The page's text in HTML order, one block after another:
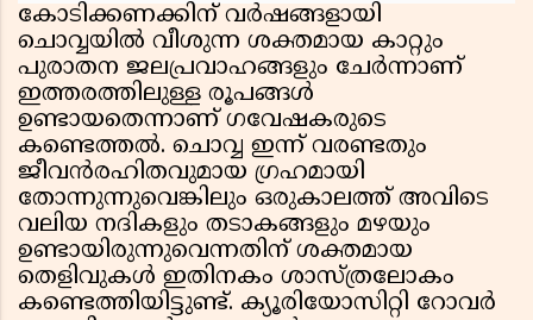
കോടിക്കണക്കിന് വർഷങ്ങളായി
ചൊവ്വയിൽ വീശുന്ന ശക്തമായ കാറ്റും
പുരാതന ജലപ്രവാഹങ്ങളും ചേർന്നാണ്
ഇത്തരത്തിലുള്ള രൂപങ്ങൾ
ഉണ്ടായതെന്നാണ് ഗവേഷകരുടെ
കണ്ടെത്തൽ. ചൊവ്വ ഇന്ന് വരണ്ടതും
ജീവൻരഹിതവുമായ ഗ്രഹമായി
തോന്നുന്നുവെങ്കിലും ഒരുകാലത്ത് അവിടെ
വലിയ നദികളും തടാകങ്ങളും മഴയും
ഉണ്ടായിരുന്നുവെന്നതിന് ശക്തമായ
തെളിവുകൾ ഇതിനകം ശാസ്ത്രലോകം
കണ്ടെത്തിയിട്ടുണ്ട്. ക്യൂരിയോസിറ്റി റോവർ